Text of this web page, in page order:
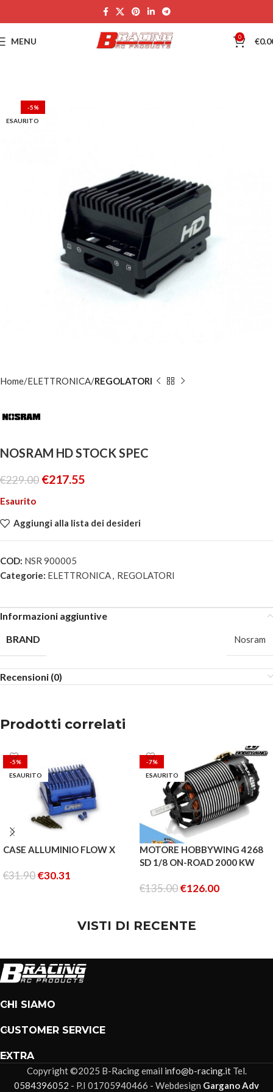
MENU 0 €
-5%
ESAURITO
Home ELETTRONICA REGOLATORI
NOSRAM HD STOCK SPEC
€229.00 €217.55
Esaurito
Aggiungi alla lista dei desideri
COD: NSR 900005
Categorie: ELETTRONICA, REGOLATORI
Informazioni aggiuntive
BRAND
Nosram
Recensioni (0)
Prodotti correlati
-5%
ESAURITO
CASE ALLUMINIO FLOW X
€31.90€30.31
-7%
ESAURITO
MOTORE HOBBYWING 4268
SD 1/8 ON-ROAD 2000 KW
€135.00€126.00
VISTI DI RECENTE
CHI SIAMO
CUSTOMER SERVICE
EXTRA
Copyright ©2025 B-Racing email info@b-racing.itTel.
0584396052 - P.I 01705940466 - Webdesign Gargano Adv